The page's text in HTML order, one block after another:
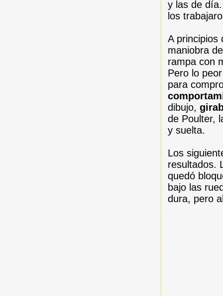
y las de
los
A principios
maniobra
rampa con
Pero lo
para
dibujo,
de Poulter,
y suelta.
Los
resultados.
quedó
bajo las
dura, pero